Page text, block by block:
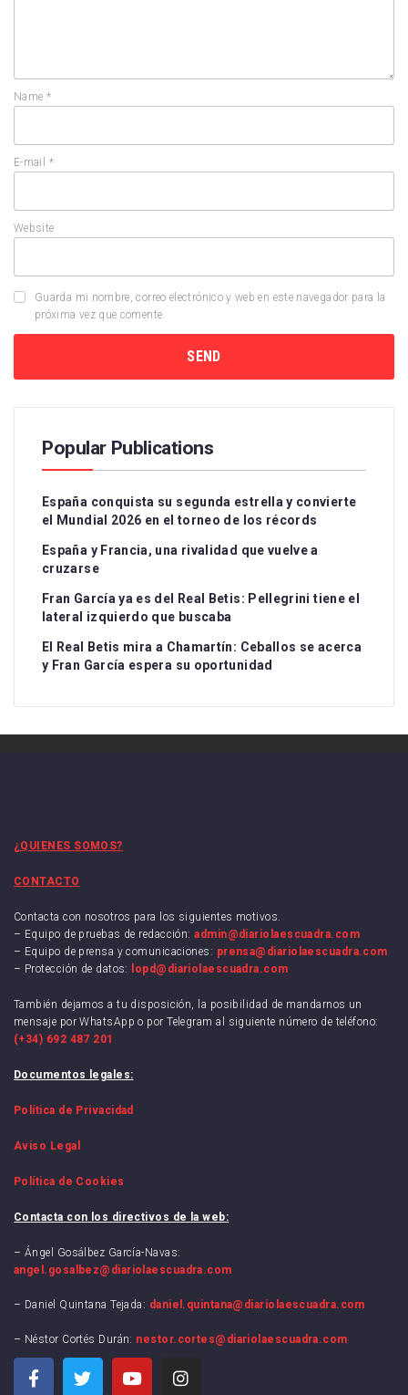
Name *
E-mail *
Website
Guarda mi nombre, correo electrónico y web en este navegador para la
próxima vez que comente.
Popular Publications
España conquista su segunda estrella y convierte
el Mundial 2026 en el torneo de los récords
España y Francia, una rivalidad que vuelve a
cruzarse
Fran García ya es del Real Betis: Pellegrini tiene el
lateral izquierdo que buscaba
El Real Betis mira a Chamartín: Ceballos se acerca
y Fran García espera su oportunidad
¿QUIENES SOMOS?
CONTACTO
Contacta con nosotros para los siguientes motivos.
– Equipo de pruebas de redacción:admin@diariolaescuadra.com
– Equipo de prensa y comunicaciones: prensa@diariolaescuadra.com
– Protección de datos:
lopd@diariolaescuadra.com
También dejamos a tu disposición, la posibilidad de mandarnos un
mensaje por WhatsApp o por Telegram al siguiente número de teléfono:
(+34) 692 487 201
Documentos legales:
Política de Privacidad
Aviso Legal
Política de Cookies
Contacta con los directivos de la web:
– Ángel Gosálbez García-Navas:
angel.gosalbez@diariolaescuadra.com
– Daniel Quintana Tejada: daniel.quintana@diariolaescuadra.com
– Néstor Cortés Durán: nestor.cortes@diariolaescuadra.com